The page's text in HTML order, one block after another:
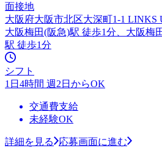
面接地
大阪府大阪市北区大深町1-1 LINKS
大阪梅田(阪急)駅 徒歩1分、大阪梅
駅 徒歩1分
シフト
1日4時間 週2日からOK
交通費支給
未経験OK
詳細を見る
応募画面に進む